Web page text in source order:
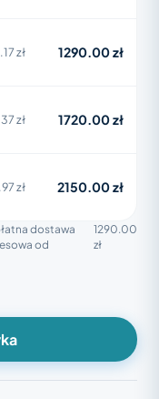
zł 1290.00 zł
zł 1720.00 zł
zł 2150.00 zł
dostawa
od
1290.00
zł